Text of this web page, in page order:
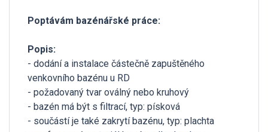
Poptávám bazénářské práce:
Popis:
- dodání a instalace částečně zapuštěného
venkovního bazénu u RD
- požadovaný tvar oválný nebo kruhový
- bazén má být s filtrací, typ: písková
- součástí je také zakrytí bazénu, typ: plachta